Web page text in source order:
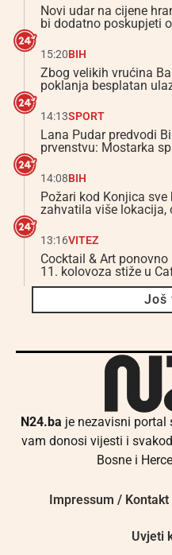
Novi udar na cijene
bi dodatno poskupjeti
15:20BIH
Zbog velikih vrućina
poklanja besplatan
14:13SPORT
Lana Pudar predvodi
prvenstvu: Mostarka
14:08BIH
Požari kod Konjica
zahvatila više lokacija,
13:16VITEZ
Cocktail & Art
11. kolovoza stiže u
Još
N24.ba je nezavisni portal
vam donosi vijesti i
Bosne i
Impressum / Kontakt
Uvjeti